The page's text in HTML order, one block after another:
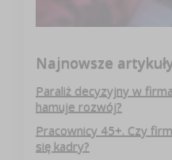
Najnowsze
Paraliż decyzyjny w
hamuje rozwój?
Pracownicy 45+. Czy
się kadry?